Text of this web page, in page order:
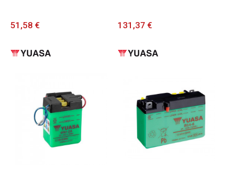
51,58 € 131,37 €